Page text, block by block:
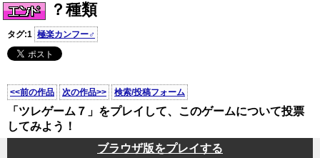
？種類
タグ:1 極楽カンフー♂
<<前の作品 次の作品>> 検索/投稿フォーム
「ツレゲーム７」をプレイして、このゲームについて投票
してみよう！
ブラウザ版をプレイする